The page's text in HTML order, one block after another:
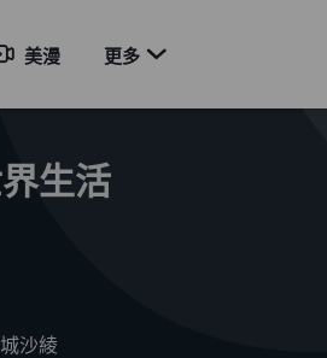
美漫 更多 
生活
沙綾